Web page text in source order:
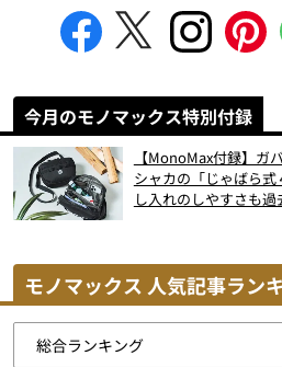
今月のモノマックス特別付録
【MonoMax付録】ガ
シャカの「じゃばら
し入れのしやすさも過
モノマックス 人気記事ラン